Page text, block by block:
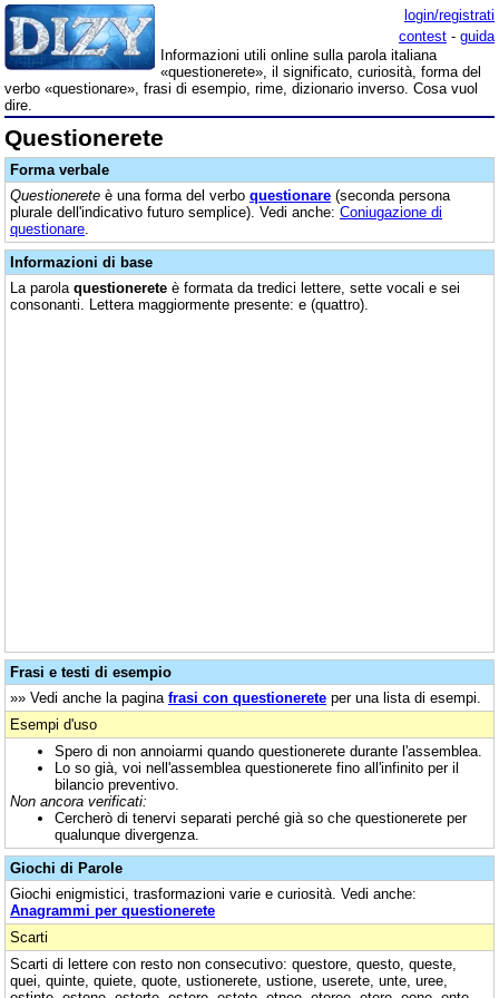
login/registrati
contest - guida
Informazioni utili online sulla parola italiana
«questionerete», il significato, curiosità, forma del
verbo «questionare», frasi di esempio, rime, dizionario inverso. Cosa vuol
dire.
Questionerete
Forma verbale
Questionerete è una forma del verbo questionare (seconda persona
plurale dell'indicativo futuro semplice). Vedi anche: Coniugazione di
questionare
Informazioni di base
La parola questionerete è formata da tredici lettere, sette vocali e sei
consonanti. Lettera maggiormente presente: e (quattro).
Frasi e testi di esempio
»» Vedi anche la pagina frasi con questionerete per una lista di esempi.
Esempi d'uso
Spero di non annoiarmi quando questionerete durante l'assemblea.
Lo so già, voi nell'assemblea questionerete fino all'infinito per il
bilancio preventivo.
Non ancora verificati:
Cercherò di tenervi separati perché già so che questionerete per
qualunque divergenza.
Giochi di Parole
Giochi enigmistici, trasformazioni varie e curiosità. Vedi anche:
Anagrammi per questionerete
Scarti
Scarti di lettere con resto non consecutivo: questore, questo, queste,
quei, quinte, quiete, quote, ustionerete, ustione, userete, unte, uree,